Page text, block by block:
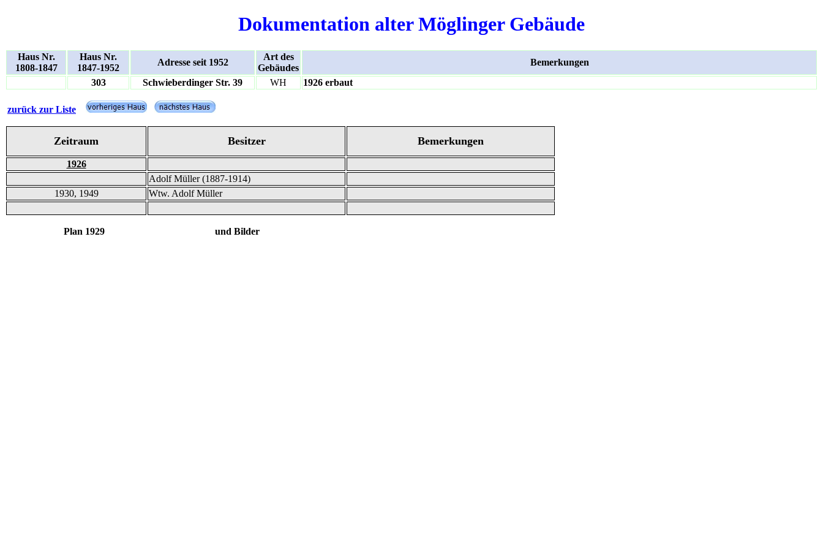
Dokumentation alter Möglinger Gebäude
Haus Nr.
1808-1847
Haus Nr.
1847-1952
Adresse seit 1952
Art des
Gebäudes
Bemerkungen
303
Schwieberdinger Str. 39 WH 1926 erbaut
zurück zur Liste
Zeitraum Besitzer Bemerkungen
1926
Adolf Müller (1887-1914)
1930, 1949
Wtw. Adolf Müller
Plan 1929 und Bilder